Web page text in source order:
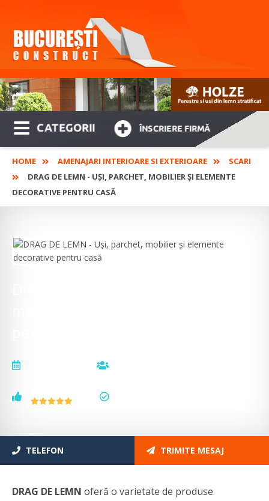
CATEGORII ÎNSCRIERE FIRMĂ
HOME AMENAJARI INTERIOARE SI EXTERIOARE
SCARI
DRAG DE LEMN - UŞI, PARCHET, MOBILIER ŞI ELEMENTE
DECORATIVE PENTRU CASĂ
TELEFON TRIMITE MESAJ
DRAG DE LEMN oferă o varietate de produse